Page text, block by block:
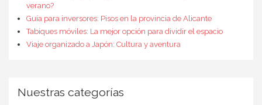
verano?
Guía para inversores: Pisos en la provincia de Alicante
Tabiques móviles: La mejor opción para dividir el espacio
Viaje organizado a Japón: Cultura y aventura
Nuestras categorías